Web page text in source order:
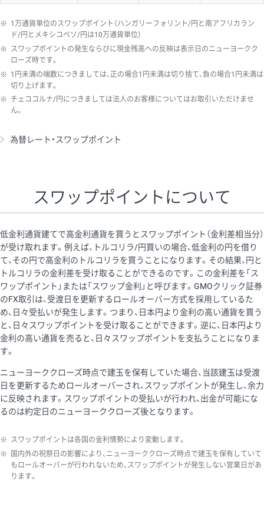
※ 1万通貨単位のスワップポイント（ハンガリーフォリント/円と南アフリカラン
ド/円とメキシコペソ/円は10万通貨単位）
※ スワップポイントの発生ならびに現金残高への反映は表示日のニューヨークク
ローズ時です。
※ 1円未満の端数につきましては、正の場合1円未満は切り捨て、負の場合1円未満は
切り上げます。
※ チェココルナ/円につきましては法人のお客様についてはお取引いただけませ
ん。
為替レート・スワップポイント
スワップポイントについて
低金利通貨建てで高金利通貨を買うとスワップポイント（金利差相当分）
が受け取れます。例えば、トルコリラ/円買いの場合、低金利の円を借り
て、その円で高金利のトルコリラを買うことになります。その結果、円と
トルコリラの金利差を受け取ることができるのです。この金利差を「ス
ワップポイント」または「スワップ金利」と呼びます。GMOクリック証券
のFX取引は、受渡日を更新するロールオーバー方式を採用しているた
め、日々受払いが発生します。つまり、日本円より金利の高い通貨を買う
と、日々スワップポイントを受け取ることができます。逆に、日本円より
金利の高い通貨を売ると、日々スワップポイントを支払うことになりま
す。
ニューヨーククローズ時点で建玉を保有していた場合、当該建玉は受渡
日を更新するためロールオーバーされ、スワップポイントが発生し、余力
に反映されます。スワップポイントの受払いが行われ、出金が可能にな
るのは約定日のニューヨーククローズ後となります。
※ スワップポイントは各国の金利情勢により変動します。
※
国内外の祝祭日の影響により、ニューヨーククローズ時点で建玉を保有していて
もロールオーバーが行われないため、スワップポイントが発生しない営業日があ
ります。